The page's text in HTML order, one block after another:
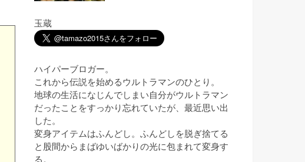
玉蔵
ハイパーブロガー。
これから伝説を始めるウルトラマンのひとり。
地球の生活になじんでしまい自分がウルトラマン
だったことをすっかり忘れていたが、最近思い出
した。
変身アイテムはふんどし。ふんどしを脱ぎ捨てる
と股間からまばゆいばかりの光に包まれて変身す
る。